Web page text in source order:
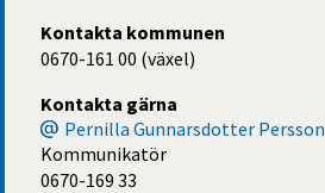
Kontakta kommunen
0670-161 00 (växel)
Kontakta gärna
Pernilla Gunnarsdotter Persson
Kommunikatör
0670-169 33